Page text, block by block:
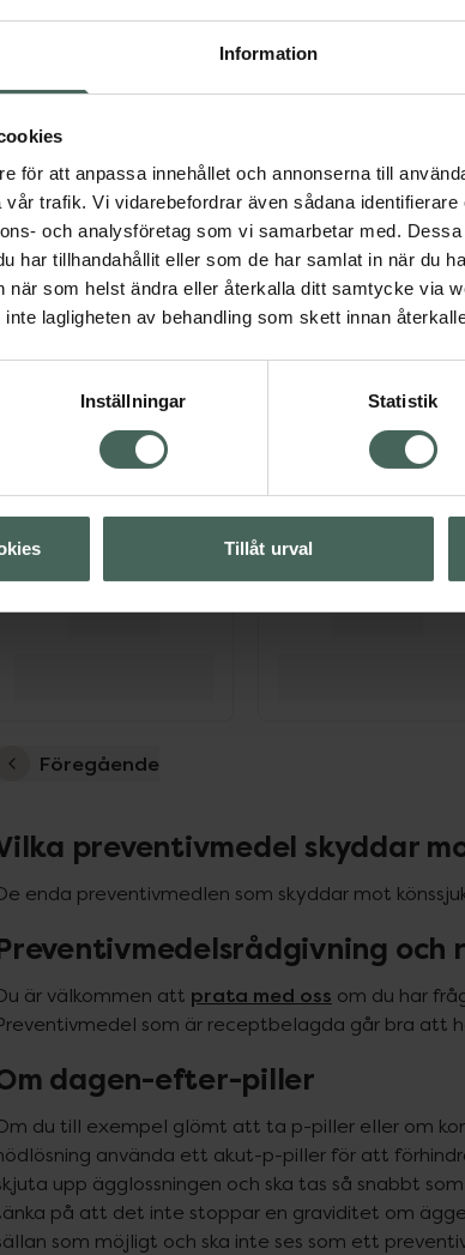
Information
för att anpassa innehållet och annonserna till
trafik. Vi vidarebefordrar även sådana
och analysföretag som vi samarbetar med.
har tillhandahållit eller som de har samlat in när du
när som helst ändra eller återkalla ditt samtycke via
lagligheten av behandling som skett innan
Inställningar Statistik
Tillåt urval
fertilitet. Natural cycles kan användas
läsa mer om Natural cycles
och deras produkter.
reda på om du blivit gravid
du misstänker att du är gravid kan du göra ett
resultat från och med den dagen du väntar
visa resultat extra tidigt, och kan användas
Läs mer om tidiga tecken på graviditet.
Lista: . Innehåller 9 objekt.
över Lista
Föregående
preventivmedel skyddar
enda preventivmedlen som skyddar mot
och
är välkommen att prata med oss om du har
som är receptbelagda går bra att
dagen-efter-piller
du till exempel glömt att ta p-piller eller om
använda ett akut-p-piller för att
upp ägglossningen och ska tas så snabbt
på att det inte stoppar en graviditet om
som möjligt och ska inte ses som ett